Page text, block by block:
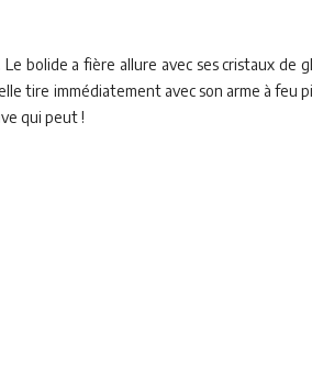
bolide a fière allure avec ses cristaux de
tire immédiatement avec son arme à feu
qui peut !